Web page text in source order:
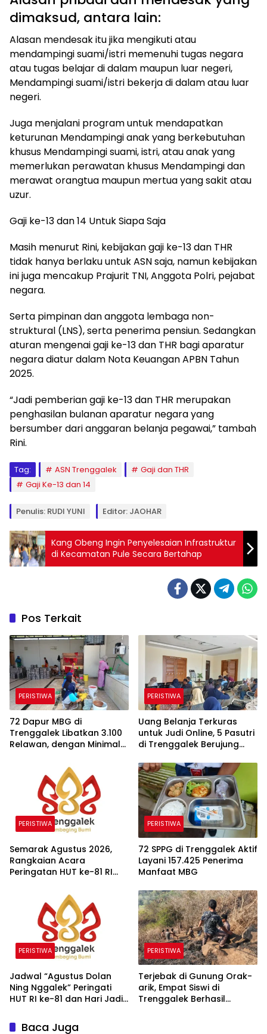
dimaksud, antara lain:
Alasan mendesak itu jika mengikuti atau
mendampingi suami/istri memenuhi tugas negara
atau tugas belajar di dalam maupun luar negeri,
Mendampingi suami/istri bekerja di dalam atau luar
negeri.
Juga menjalani program untuk mendapatkan
keturunan Mendampingi anak yang berkebutuhan
khusus Mendampingi suami, istri, atau anak yang
memerlukan perawatan khusus Mendampingi dan
merawat orangtua maupun mertua yang sakit atau
uzur.
Gaji ke-13 dan 14 Untuk Siapa Saja
Masih menurut Rini, kebijakan gaji ke-13 dan THR
tidak hanya berlaku untuk ASN saja, namun kebijakan
ini juga mencakup Prajurit TNI, Anggota Polri, pejabat
negara.
Serta pimpinan dan anggota lembaga non-
struktural (LNS), serta penerima pensiun. Sedangkan
aturan mengenai gaji ke-13 dan THR bagi aparatur
negara diatur dalam Nota Keuangan APBN Tahun
2025.
“Jadi pemberian gaji ke-13 dan THR merupakan
penghasilan bulanan aparatur negara yang
bersumber dari anggaran belanja pegawai,” tambah
Rini.
Tag: ASN Trenggalek
Gaji dan THR
Gaji Ke-13 dan 14
Penulis: RUDI YUNI Editor: JAOHAR
Kang Obeng Ingin Penyelesaian Infrastruktur
di Kecamatan Pule Secara Bertahap
Pos Terkait
PERISTIWA
72 Dapur MBG di
Trenggalek Libatkan 3.100
Relawan, dengan Minimal
PERISTIWA
Uang Belanja Terkuras
untuk Judi Online, 5 Pasutri
di Trenggalek Berujung
PERISTIWA
Semarak Agustus 2026,
Rangkaian Acara
Peringatan HUT ke-81 RI
PERISTIWA
72 SPPG di Trenggalek Aktif
Layani 157.425 Penerima
Manfaat MBG
PERISTIWA
Jadwal “Agustus Dolan
Ning Nggalek” Peringati
HUT RI ke-81 dan Hari Jadi
PERISTIWA
Terjebak di Gunung Orak-
arik, Empat Siswi di
Trenggalek Berhasil
Baca Juga